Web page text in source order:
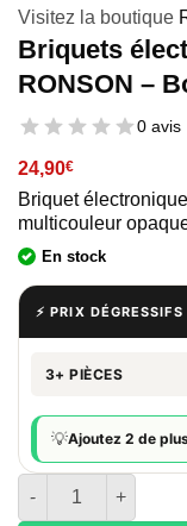
Visitez la boutique
Briquets
RONSON –
0 avis
24,90€
Briquet
multicouleur
En stock
⚡ PRIX DÉGRESSIFS
3+ PIÈCES
💡Ajoutez 2 de
quantité de